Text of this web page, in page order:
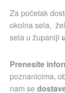
Za početak
okolna sela,
sela u županiji
Prenesite
poznanicima,
nam se